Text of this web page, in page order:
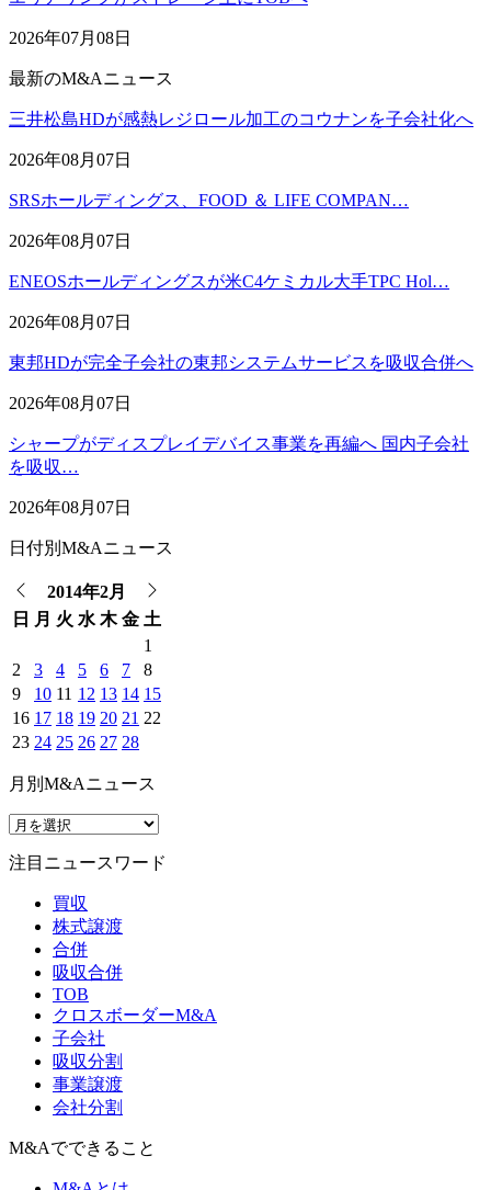
2026年07月08日
最新のM&Aニュース
三井松島HDが感熱レジロール加工のコウナンを子会社化へ
2026年08月07日
SRSホールディングス、FOOD ＆ LIFE COMPAN…
2026年08月07日
ENEOSホールディングスが米C4ケミカル大手TPC Hol…
2026年08月07日
東邦HDが完全子会社の東邦システムサービスを吸収合併へ
2026年08月07日
シャープがディスプレイデバイス事業を再編へ 国内子会社
を吸収…
2026年08月07日
日付別M&Aニュース
2014年2月
日
月 火 水 木 金 土
1
2
3 4 5 6 7
8
9
10 11 12 13 14 15
16 17 18 19 20 21 22
23 24 25 26 27 28
月別M&Aニュース
注目ニュースワード
買収
株式譲渡
合併
吸収合併
TOB
クロスボーダーM&A
子会社
吸収分割
事業譲渡
会社分割
M&Aでできること